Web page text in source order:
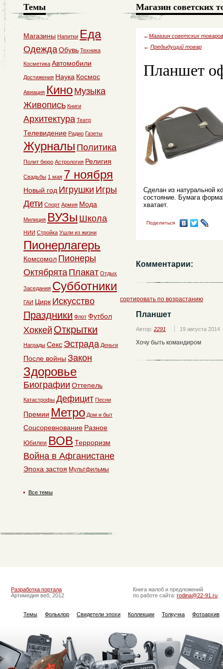
Магазин советских
←Магазин советских товаров
← Предыдущий товар
Планшет
Сделан из натуральной
состояние. Бумага
хватает.
Поделиться
Комментарии:
сортировать по возрастанию
Планшет
Автор: 2291 19 августа 2014
Хочу быть командиром
Темы
Магазины Напитки Еда
ОдеждаОбувь Техника
Косметика Автомобили
Достижения Наука Космос
Авиация Кино Музыка
Живопись Книги
Архитектура Театр
Телевидение Радио Газеты
Журналы Политика
Полит бюро Астрология Религия
Свадьбы 1 мая 7 ноября
Новый год Игрушки Игры
Дети Спорт Армия Мода
Милиция ВУЗы Школа
НИИ Стройка Ушли из жизни
Пионерлагерь
Комсомол Пионеры
Октябрята Плакат Отдых
Заседания Субботники
ГАИ Цирк Искусство
Праздники Флот Футбол
Хоккей Открытки
Награды Секс Эстрада Деньги
После войны Закон
Здоровье
Биографии Оттепель
Катастрофы Дефицит Песни
Премии Метро Дом и быт
Соцсоревнование Разное
Юбилеи ВОВ Терроризм
Война в Афганистане
Эпоха застоя Мультфильмы
Все темы
Разработка портала
Артимедия веб, 2012
Книга жалоб и предложений
по работе сайта: rodina@22-91.ru
Темы Фольклор Свидетели эпохи Коллекции Толкучка Фотоархив